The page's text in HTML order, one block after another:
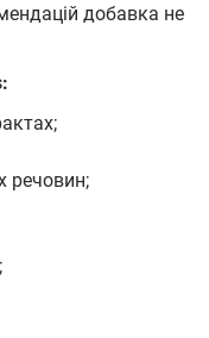
добавка не
речовин;